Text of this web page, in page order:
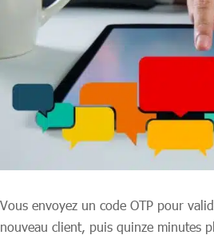
Vous envoyez un code OTP pour
nouveau client, puis quinze minutes